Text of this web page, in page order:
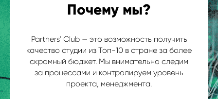
Почему мы?
Partners' Club — это возможность получить
качество студии из Топ-10 в стране за более
скромный бюджет. Мы внимательно следим
за процессами и контролируем уровень
проекта, менеджмента.